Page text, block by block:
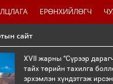
ЕРӨНХИЙЛӨГЧ
сайт
XVII жарны “Сүрээр
тайх төрийн тахилга
эрхэмлэн хүндэтгэж